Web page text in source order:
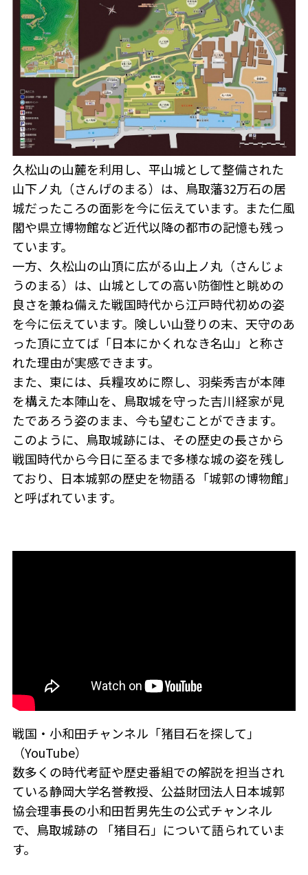
久松山の山麓を利用し、平山城として整備された
山下ノ丸（さんげのまる）は、鳥取藩32万石の居
城だったころの面影を今に伝えています。また仁風
閣や県立博物館など近代以降の都市の記憶も残っ
ています。
一方、久松山の山頂に広がる山上ノ丸（さんじょ
うのまる）は、山城としての高い防御性と眺めの
良さを兼ね備えた戦国時代から江戸時代初めの姿
を今に伝えています。険しい山登りの末、天守のあ
った頂に立てば「日本にかくれなき名山」と称さ
れた理由が実感できます。
また、東には、兵糧攻めに際し、羽柴秀吉が本陣
を構えた本陣山を、鳥取城を守った吉川経家が見
たであろう姿のまま、今も望むことができます。
このように、鳥取城跡には、その歴史の長さから
戦国時代から今日に至るまで多様な城の姿を残し
ており、日本城郭の歴史を物語る「城郭の博物館」
と呼ばれています。
戦国・小和田チャンネル「猪目石を探して」
（YouTube）
数多くの時代考証や歴史番組での解説を担当され
ている静岡大学名誉教授、公益財団法人日本城郭
協会理事長の小和田哲男先生の公式チャンネル
で、鳥取城跡の 「猪目石」について語られていま
す。